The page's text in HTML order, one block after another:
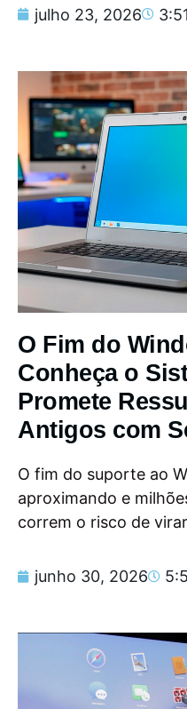
julho 23, 2026
O Fim do
Conheça o
Promete
Antigos com
O fim do suporte ao
aproximando e
correm o risco de
junho 30, 2026